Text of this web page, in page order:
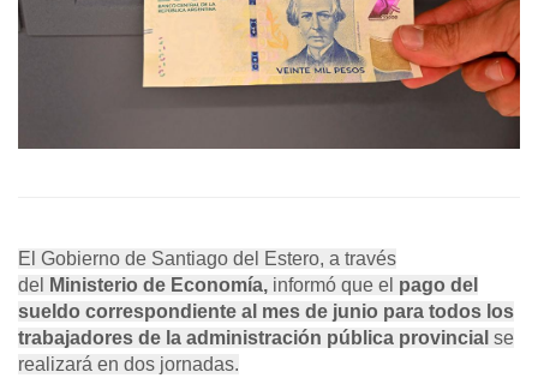
El Gobierno de Santiago del Estero, a través
del
Ministerio de Economía, informó que el pago del
sueldo correspondiente al mes de junio para todos los
trabajadores de la administración pública provincial se
realizará en dos jornadas.